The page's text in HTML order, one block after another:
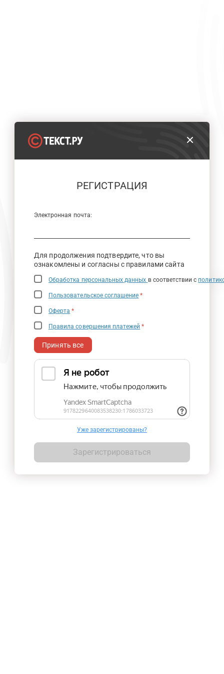
РЕГИСТРАЦИЯ
Электронная почта:
Для продолжения подтвердите, что вы
ознакомлены и согласны с правилами сайта
Обработка персональных данных в соответствии с
Пользовательское соглашение *
Оферта *
Правила совершения платежей *
Принять все
Уже зарегистрированы?
Зарегистрироваться